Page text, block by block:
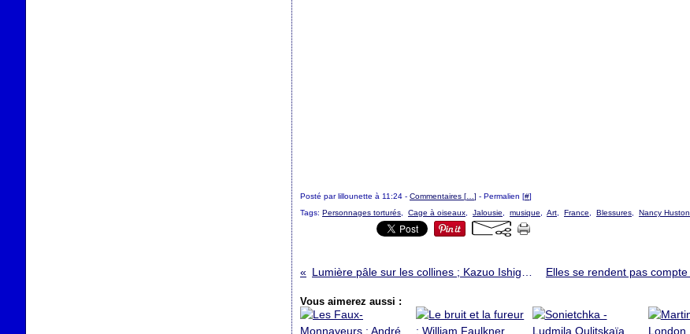
Posté par lillounette à 11:24 - Commentaires [ ] - Permalien [#]
Tags: Personnages torturés Cage à oiseaux Jalousie musique Art France Blessures Nancy Huston
Vous aimerez aussi :